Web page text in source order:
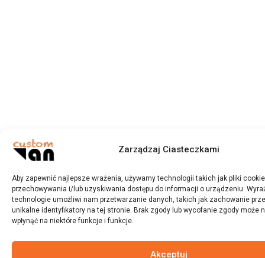
Zarządzaj Ciasteczkami
Aby zapewnić najlepsze wrażenia, używamy technologii takich jak pliki
przechowywania i/lub uzyskiwania dostępu do informacji o urządzeniu.
technologie umożliwi nam przetwarzanie danych, takich jak zachowanie
unikalne identyfikatory na tej stronie. Brak zgody lub wycofanie zgody może
wpłynąć na niektóre funkcje i funkcje.
Akceptuj